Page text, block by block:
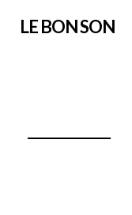
LE BON SON